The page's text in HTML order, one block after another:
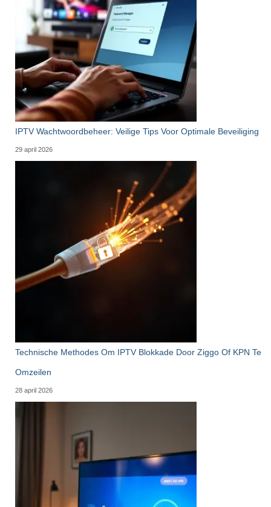
IPTV Wachtwoordbeheer: Veilige Tips Voor Optimale Beveiliging
29 april 2026
Technische Methodes Om IPTV Blokkade Door Ziggo Of KPN Te
Omzeilen
28 april 2026